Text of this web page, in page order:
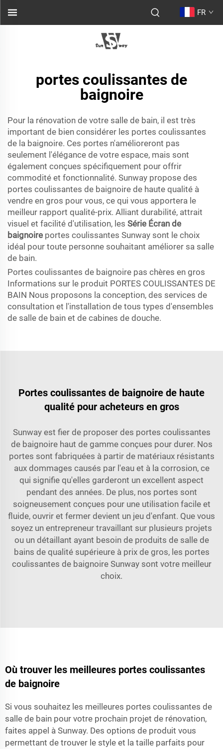
FR
portes coulissantes de
baignoire
Pour la rénovation de votre salle de bain, il est très
important de bien considérer les portes coulissantes
de la baignoire. Ces portes n'amélioreront pas
seulement l'élégance de votre espace, mais sont
également conçues spécifiquement pour offrir
commodité et fonctionnalité. Sunway propose des
portes coulissantes de baignoire de haute qualité à
vendre en gros pour vous, ce qui vous apportera le
meilleur rapport qualité-prix. Alliant durabilité, attrait
visuel et facilité d'utilisation, les Série Écran de
baignoire portes coulissantes Sunway sont le choix
idéal pour toute personne souhaitant améliorer sa salle
de bain.
Portes coulissantes de baignoire pas chères en gros
Informations sur le produit PORTES COULISSANTES DE
BAIN Nous proposons la conception, des services de
consultation et l'installation de tous types d'ensembles
de salle de bain et de cabines de douche.
Portes coulissantes de baignoire de haute
qualité pour acheteurs en gros
Sunway est fier de proposer des portes coulissantes
de baignoire haut de gamme conçues pour durer. Nos
portes sont fabriquées à partir de matériaux résistants
aux dommages causés par l'eau et à la corrosion, ce
qui signifie qu'elles garderont un excellent aspect
pendant des années. De plus, nos portes sont
soigneusement conçues pour une utilisation facile et
fluide, ouvrir et fermer devient un jeu d'enfant. Que vous
soyez un entrepreneur travaillant sur plusieurs projets
ou un détaillant ayant besoin de produits de salle de
bains de qualité supérieure à prix de gros, les portes
coulissantes de baignoire Sunway sont votre meilleur
choix.
Où trouver les meilleures portes coulissantes
de baignoire
Si vous souhaitez les meilleures portes coulissantes de
salle de bain pour votre prochain projet de rénovation,
faites appel à Sunway. Des options de produit vous
permettant de trouver le style et la taille parfaits pour